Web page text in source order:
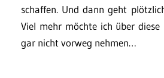
schaffen. Und dann geht
Viel mehr möchte ich über
gar nicht vorweg nehmen…